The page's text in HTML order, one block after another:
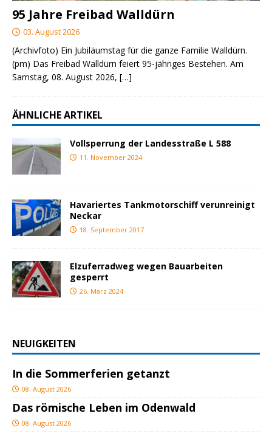
95 Jahre Freibad Walldürn
03. August 2026
(Archivfoto) Ein Jubiläumstag für die ganze Familie Walldürn.
(pm) Das Freibad Walldürn feiert 95-jähriges Bestehen. Am
Samstag, 08. August 2026, […]
ÄHNLICHE ARTIKEL
Vollsperrung der Landesstraße L 588
11. November 2024
Havariertes Tankmotorschiff verunreinigt
Neckar
18. September 2017
Elzuferradweg wegen Bauarbeiten
gesperrt
26. März 2024
NEUIGKEITEN
In die Sommerferien getanzt
08. August 2026
Das römische Leben im Odenwald
08. August 2026